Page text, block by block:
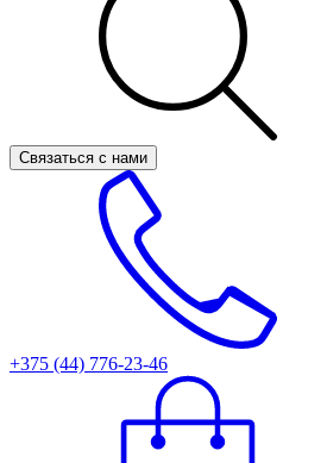
Связаться с нами
+375 (44) 776-23-46